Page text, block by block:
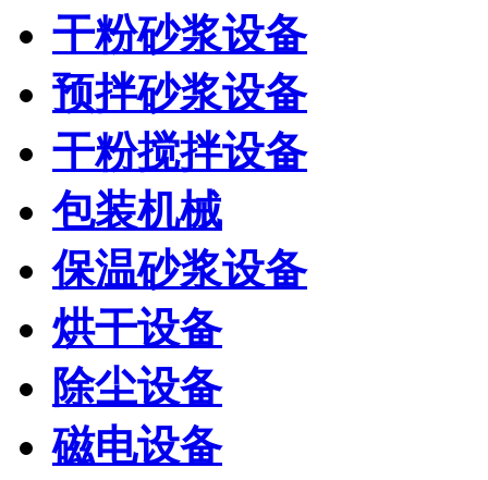
干粉砂浆设备
预拌砂浆设备
干粉搅拌设备
包装机械
保温砂浆设备
烘干设备
除尘设备
磁电设备